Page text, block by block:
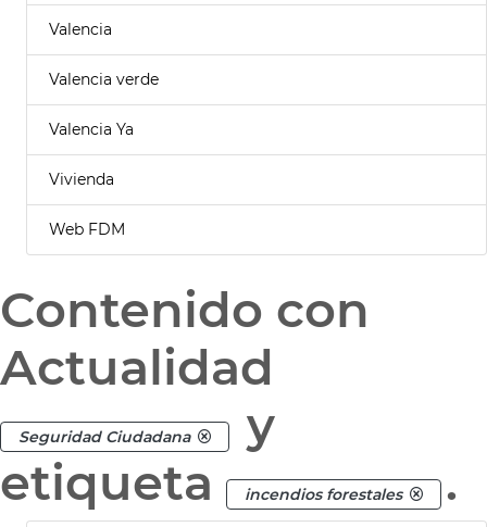
Valencia
Valencia verde
Valencia Ya
Vivienda
Web FDM
Contenido con
Actualidad
Seguridad Ciudadana
y
etiqueta
incendios forestales .